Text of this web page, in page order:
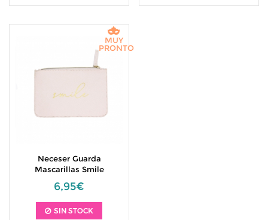
Neceser Guarda
Mascarillas Smile
6,95€
SIN STOCK
MUY
PRONTO